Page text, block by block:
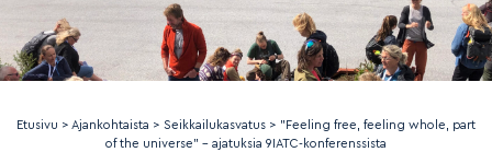
Etusivu > Ajankohtaista > Seikkailukasvatus > ”Feeling free, feeling whole, part
of the universe” – ajatuksia 9IATC-konferenssista